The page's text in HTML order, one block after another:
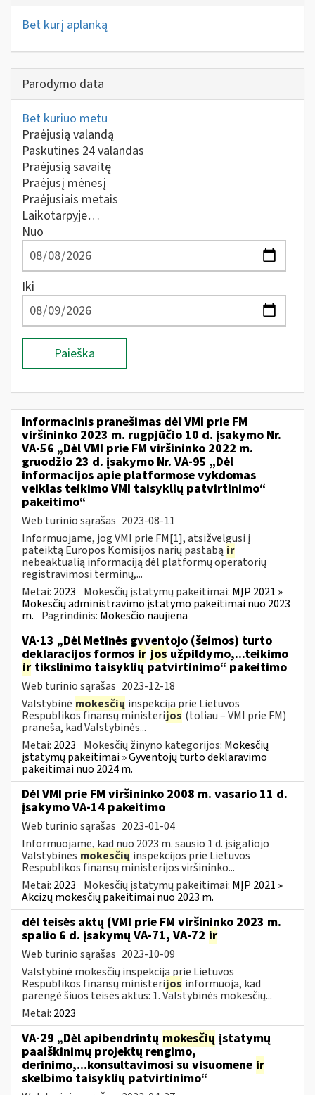
Bet kurį aplanką
Parodymo data
Bet kuriuo metu
Praėjusią valandą
Paskutines 24 valandas
Praėjusią savaitę
Praėjusį mėnesį
Praėjusiais metais
Laikotarpyje…
Nuo
Iki
Paieška
Informacinis pranešimas dėl VMI prie FM
viršininko 2023 m. rugpjūčio 10 d. įsakymo Nr.
VA-56 „Dėl VMI prie FM viršininko 2022 m.
gruodžio 23 d. įsakymo Nr. VA-95 „Dėl
informacijos apie platformose vykdomas
veiklas teikimo VMI taisyklių patvirtinimo“
pakeitimo“
Web turinio sąrašas 2023-08-11
Informuojame, jog VMI prie FM[1], atsižvelgusi į
pateiktą Europos Komisijos narių pastabą ir
nebeaktualią informaciją dėl platformų operatorių
registravimosi terminų,...
Metai: 2023 Mokesčių įstatymų pakeitimai: MĮP 2021 »
Mokesčių administravimo įstatymo pakeitimai nuo 2023
m. Pagrindinis: Mokesčio naujiena
VA-13 „Dėl Metinės gyventojo (šeimos) turto
deklaracijos formos ir jos užpildymo,...teikimo
ir tikslinimo taisyklių patvirtinimo“ pakeitimo
Web turinio sąrašas 2023-12-18
Valstybinė mokesčių inspekcija prie Lietuvos
Respublikos finansų ministerijos (toliau – VMI prie FM)
praneša, kad Valstybinės...
Metai: 2023 Mokesčių žinyno kategorijos: Mokesčių
įstatymų pakeitimai » Gyventojų turto deklaravimo
pakeitimai nuo 2024 m.
Dėl VMI prie FM viršininko 2008 m. vasario 11 d.
įsakymo VA-14 pakeitimo
Web turinio sąrašas 2023-01-04
Informuojame, kad nuo 2023 m. sausio 1 d. įsigaliojo
Valstybinės mokesčių inspekcijos prie Lietuvos
Respublikos finansų ministerijos viršininko...
Metai: 2023 Mokesčių įstatymų pakeitimai: MĮP 2021 »
Akcizų mokesčių pakeitimai nuo 2023 m.
dėl teisės aktų (VMI prie FM viršininko 2023 m.
spalio 6 d. įsakymų VA-71, VA-72 ir
Web turinio sąrašas 2023-10-09
Valstybinė mokesčių inspekcija prie Lietuvos
Respublikos finansų ministerijos informuoja, kad
parengė šiuos teisės aktus: 1. Valstybinės mokesčių...
Metai: 2023
VA-29 „Dėl apibendrintų mokesčių įstatymų
paaiškinimų projektų rengimo,
derinimo,...konsultavimosi su visuomene ir
skelbimo taisyklių patvirtinimo“